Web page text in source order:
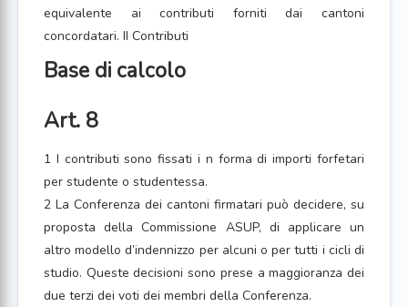
equivalente ai contributi forniti dai cantoni
concordatari. II Contributi
Base di calcolo
Art. 8
1 I contributi sono fissati i n forma di importi forfetari
per studente o studentessa.
2 La Conferenza dei cantoni firmatari può decidere, su
proposta della Commissione ASUP, di applicare un
altro modello d’indennizzo per alcuni o per tutti i cicli di
studio. Queste decisioni sono prese a maggioranza dei
due terzi dei voti dei membri della Conferenza.